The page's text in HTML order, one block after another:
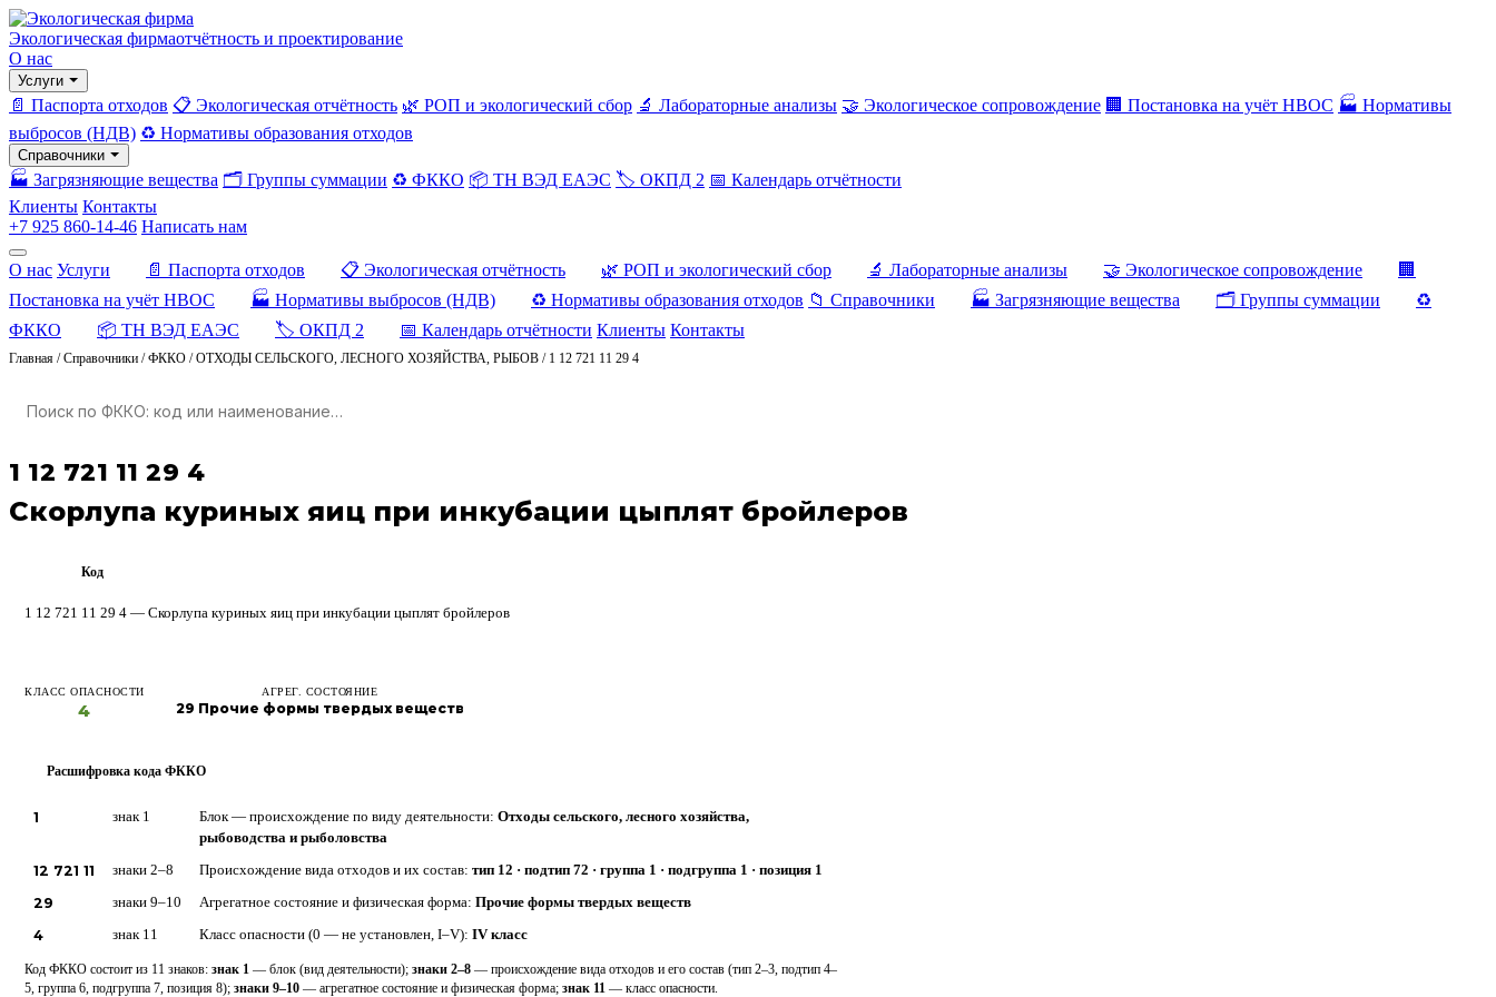
Экологическая фирмаотчётность и проектирование
О нас
Услуги
📄 Паспорта отходов 📋 Экологическая отчётность 🌿 РОП и экологический сбор 🔬 Лабораторные анализы 🤝 Экологическое сопровождение 🏢 Постановка на учёт НВОС 🏭 Нормативы
выбросов (НДВ) ♻️ Нормативы образования отходов
Справочники
🏭 Загрязняющие вещества 🗂️ Группы суммации ♻️ ФККО 📦 ТН ВЭД ЕАЭС 🏷️ ОКПД 2 📅 Календарь отчётности
Клиенты Контакты
+7 925 860-14-46 Написать нам
О нас Услуги 📄 Паспорта отходов 📋 Экологическая отчётность 🌿 РОП и экологический сбор 🔬 Лабораторные анализы 🤝 Экологическое сопровождение
🏢
Постановка на учёт НВОС
🏭 Нормативы выбросов (НДВ) ♻️ Нормативы образования отходов 📁 Справочники 🏭 Загрязняющие вещества 🗂️ Группы суммации
♻️
ФККО
📦 ТН ВЭД ЕАЭС 🏷️ ОКПД 2 📅 Календарь отчётности Клиенты Контакты
Главная /Справочники /ФККО /ОТХОДЫ СЕЛЬСКОГО, ЛЕСНОГО ХОЗЯЙСТВА, РЫБОВ / 1 12 721 11 29 4
1 12 721 11 29 4
Скорлупа куриных яиц при инкубации цыплят бройлеров
Код
1 12 721 11 29 4 — Скорлупа куриных яиц при инкубации цыплят бройлеров
КЛАСС ОПАСНОСТИ
4
АГРЕГ. СОСТОЯНИЕ
29 Прочие формы твердых веществ
Расшифровка кода ФККО
1 знак 1 Блок — происхождение по виду деятельности: Отходы сельского, лесного хозяйства,
рыбоводства и рыболовства
12 721 11 знаки 2–8 Происхождение вида отходов и их состав: тип 12 · подтип 72 · группа 1 · подгруппа 1 · позиция 1
29 знаки 9–10 Агрегатное состояние и физическая форма: Прочие формы твердых веществ
4 знак 11 Класс опасности (0 — не установлен, I–V): IV класс
Код ФККО состоит из 11 знаков: знак 1 — блок (вид деятельности); знаки 2–8 — происхождение вида отходов и его состав (тип 2–3, подтип 4–
5, группа 6, подгруппа 7, позиция 8); знаки 9–10 — агрегатное состояние и физическая форма; знак 11 — класс опасности.